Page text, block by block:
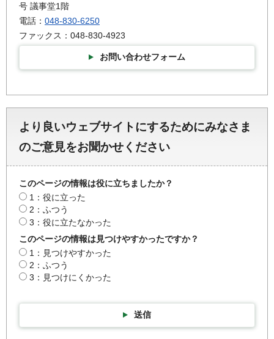
号 議事堂1階
電話： 048-830-6250
ファックス：048-830-4923
お問い合わせフォーム
より良いウェブサイトにするためにみなさま
のご意見をお聞かせください
このページの情報は役に立ちましたか？
1：役に立った
2：ふつう
3：役に立たなかった
このページの情報は見つけやすかったですか？
1：見つけやすかった
2：ふつう
3：見つけにくかった
送信